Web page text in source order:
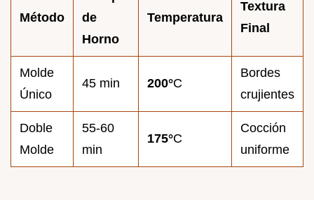
Método
de
Horno
Temperatura
Textura
Final
Molde
Único
45 min 200°C
Bordes
crujientes
Doble
Molde
55-60
min
175°C
Cocción
uniforme